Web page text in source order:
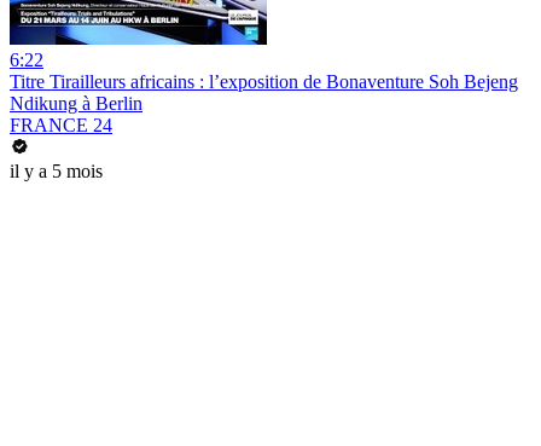
6:22
Titre Tirailleurs africains : l’exposition de Bonaventure Soh Bejeng
Ndikung à Berlin
FRANCE 24
il y a 5 mois